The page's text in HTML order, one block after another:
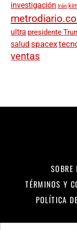
investigación Irán
ultra presidente
salud spacex
ventas
SOBRE
TÉRMINOS Y
POLÍTICA